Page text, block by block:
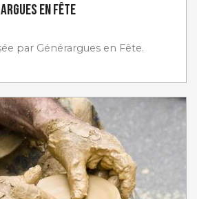
en Fête
par Générargues en Fête.